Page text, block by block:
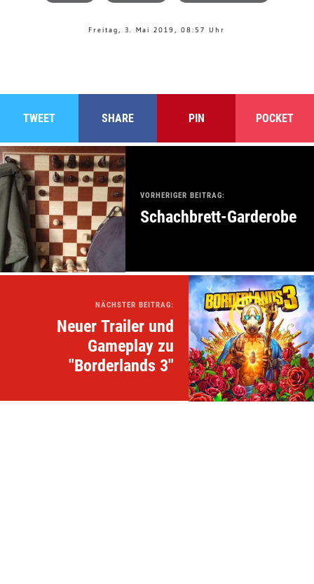
Freitag, 3. Mai 2019, 08:57 Uhr
TWEET SHARE PIN POCKET
VORHERIGER BEITRAG:
Schachbrett-Garderobe
NÄCHSTER BEITRAG:
Neuer Trailer und
Gameplay zu
"Borderlands 3"